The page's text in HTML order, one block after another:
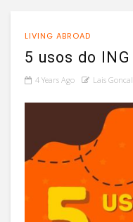
LIVING ABROAD
5 usos do
4 Years Ago Lais